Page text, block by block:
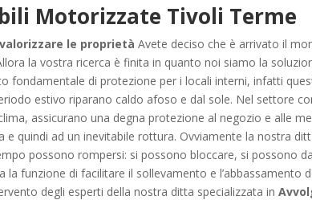
Motorizzate Tivoli Terme
le proprietàAvete deciso che è arrivato il
la vostra ricerca è finita in quanto noi siamo la
fondamentale di protezione per i locali interni, infatti
estivo riparano caldo afoso e dal sole. Nel settore
assicurano una degna protezione al negozio e alle
e quindi ad un inevitabile rottura. Ovviamente la nostra
possono rompersi: si possono bloccare, si possono
funzione di facilitare il sollevamento e l’abbassamento
degli esperti della nostra ditta specializzata in